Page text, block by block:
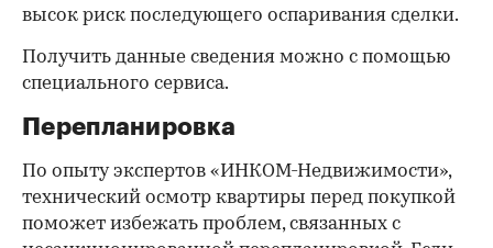
высок риск последующего оспаривания сделки.
Получить данные сведения можно с помощью
специального сервиса.
Перепланировка
По опыту экспертов «ИНКОМ-Недвижимости»,
технический осмотр квартиры перед покупкой
поможет избежать проблем, связанных с